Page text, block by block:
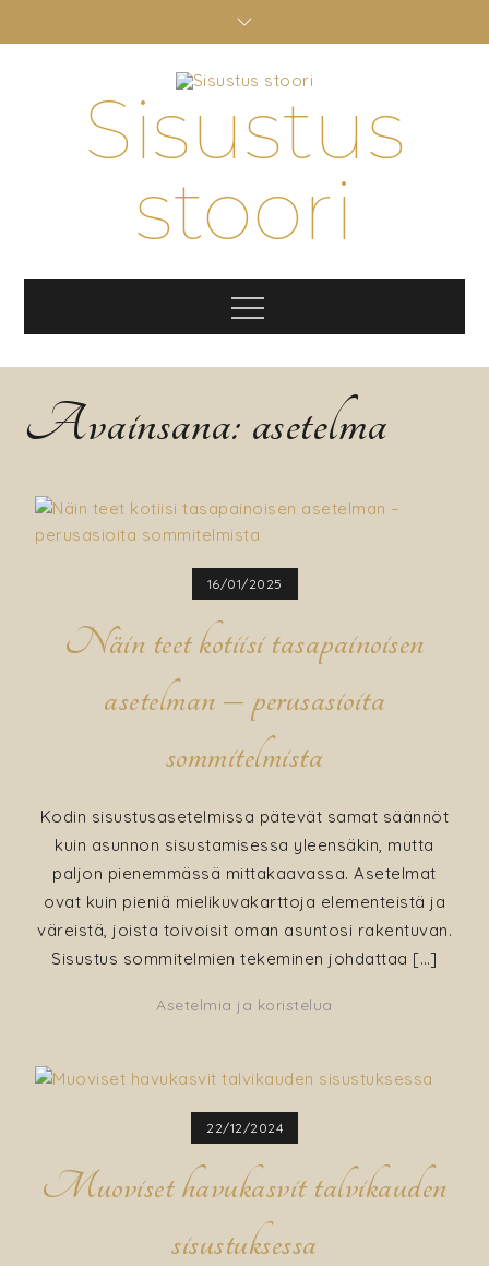
Sisustus
stoori
Menu
Avainsana: asetelma
16/01/2025
Näin teet kotiisi tasapainoisen
asetelman – perusasioita
sommitelmista
Kodin sisustusasetelmissa pätevät samat säännöt
kuin asunnon sisustamisessa yleensäkin, mutta
paljon pienemmässä mittakaavassa. Asetelmat
ovat kuin pieniä mielikuvakarttoja elementeistä ja
väreistä, joista toivoisit oman asuntosi rakentuvan.
Sisustus sommitelmien tekeminen johdattaa […]
Asetelmia ja koristelua
22/12/2024
Muoviset havukasvit talvikauden
sisustuksessa